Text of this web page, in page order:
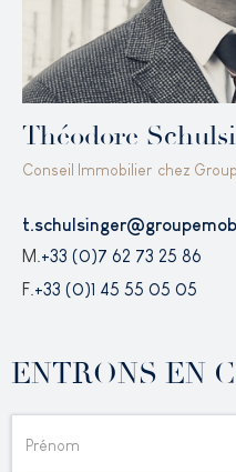
Théodore
Conseil Immobilier chez
M. +33 (0)7 62 73 25 86
F. +33 (0)1 45 55 05 05
ENTRONS EN